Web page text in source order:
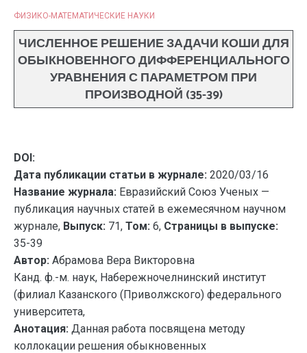
ФИЗИКО-МАТЕМАТИЧЕСКИЕ НАУКИ
ЧИСЛЕННОЕ РЕШЕНИЕ ЗАДАЧИ КОШИ ДЛЯ
ОБЫКНОВЕННОГО ДИФФЕРЕНЦИАЛЬНОГО
УРАВНЕНИЯ С ПАРАМЕТРОМ ПРИ
ПРОИЗВОДНОЙ (35-39)
DOI:
Дата публикации статьи в журнале: 2020/03/16
Название журнала: Евразийский Союз Ученых —
публикация научных статей в ежемесячном научном
журнале, Выпуск: 71, Том: 6, Страницы в выпуске:
35-39
Автор: Абрамова Вера Викторовна
Канд. ф.-м. наук, Набережночелнинский институт
(филиал Казанского (Приволжского) федерального
университета,
Анотация: Данная работа посвящена методу
коллокации решения обыкновенных